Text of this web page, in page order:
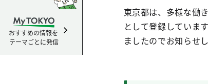
おすすめの情報を
テーマごとに発信
東京都は、多様な働
として登録していま
ましたのでお知らせし